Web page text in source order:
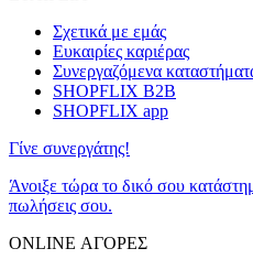
Σχετικά με εμάς
Ευκαιρίες καριέρας
Συνεργαζόμενα
SHOPFLIX B2B
SHOPFLIX app
Γίνε συνεργάτης!
Άνοιξε τώρα το δικό σου
πωλήσεις σου.
ONLINE ΑΓΟΡΕΣ